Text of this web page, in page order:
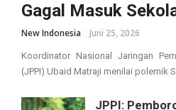
Gagal Masuk
New Indonesia Juni 25, 2026
Koordinator Nasional Jaringan
(JPPI) Ubaid Matraji menilai polemik
JPPI: